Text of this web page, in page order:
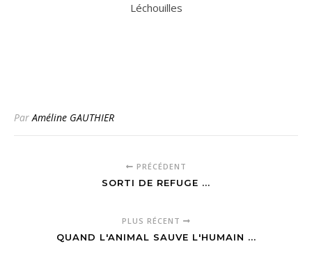
Léchouilles
ParAméline GAUTHIER
PRÉCÉDENT
SORTI DE REFUGE ...
PLUS RÉCENT
QUAND L'ANIMAL SAUVE L'HUMAIN ...